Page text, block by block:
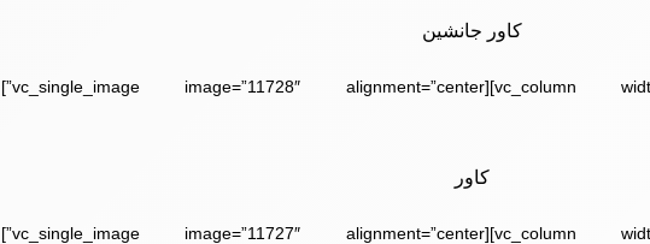
کاور جانشین
[/vc_column_text][/vc_column][vc_column width=”1/4″][vc_single_image image=”11728″ alignment=”center”]
کاور
[/vc_column_text][/vc_column][vc_column width=”1/4″][vc_single_image image=”11727″ alignment=”center”]